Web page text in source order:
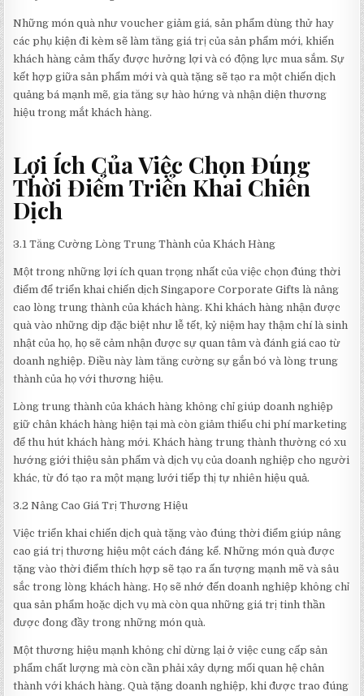
Những món quà như voucher giảm giá, sản phẩm dùng thử hay
các phụ kiện đi kèm sẽ làm tăng giá trị của sản phẩm mới, khiến
khách hàng cảm thấy được hưởng lợi và có động lực mua sắm. Sự
kết hợp giữa sản phẩm mới và quà tặng sẽ tạo ra một chiến dịch
quảng bá mạnh mẽ, gia tăng sự hào hứng và nhận diện thương
hiệu trong mắt khách hàng.
Lợi Ích Của Việc Chọn Đúng
Thời Điểm Triển Khai Chiến
Dịch
3.1 Tăng Cường Lòng Trung Thành của Khách Hàng
Một trong những lợi ích quan trọng nhất của việc chọn đúng thời
điểm để triển khai chiến dịch Singapore Corporate Gifts là nâng
cao lòng trung thành của khách hàng. Khi khách hàng nhận được
quà vào những dịp đặc biệt như lễ tết, kỷ niệm hay thậm chí là sinh
nhật của họ, họ sẽ cảm nhận được sự quan tâm và đánh giá cao từ
doanh nghiệp. Điều này làm tăng cường sự gắn bó và lòng trung
thành của họ với thương hiệu.
Lòng trung thành của khách hàng không chỉ giúp doanh nghiệp
giữ chân khách hàng hiện tại mà còn giảm thiểu chi phí marketing
để thu hút khách hàng mới. Khách hàng trung thành thường có xu
hướng giới thiệu sản phẩm và dịch vụ của doanh nghiệp cho người
khác, từ đó tạo ra một mạng lưới tiếp thị tự nhiên hiệu quả.
3.2 Nâng Cao Giá Trị Thương Hiệu
Việc triển khai chiến dịch quà tặng vào đúng thời điểm giúp nâng
cao giá trị thương hiệu một cách đáng kể. Những món quà được
tặng vào thời điểm thích hợp sẽ tạo ra ấn tượng mạnh mẽ và sâu
sắc trong lòng khách hàng. Họ sẽ nhớ đến doanh nghiệp không chỉ
qua sản phẩm hoặc dịch vụ mà còn qua những giá trị tinh thần
được đong đầy trong những món quà.
Một thương hiệu mạnh không chỉ dừng lại ở việc cung cấp sản
phẩm chất lượng mà còn cần phải xây dựng mối quan hệ chân
thành với khách hàng. Quà tặng doanh nghiệp, khi được trao đúng